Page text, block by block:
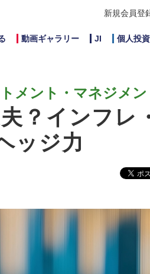
新規会員登
動画ギャラリー JI 個人投
メント・マネジメン
？インフレ
ッジ力